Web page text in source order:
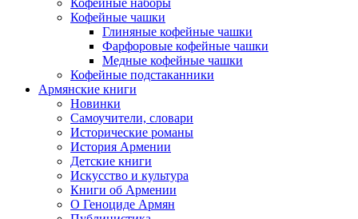
Кофейные наборы
Кофейные чашки
Глиняные кофейные чашки
Фарфоровые кофейные чашки
Медные кофейные чашки
Кофейные подстаканники
Армянские книги
Новинки
Самоучители, словари
Исторические романы
История Армении
Детские книги
Иcкусство и культура
Книги об Армении
О Геноциде Армян